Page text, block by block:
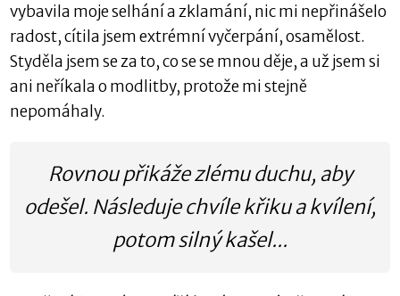
vybavila moje selhání a zklamání, nic mi nepřinášelo
radost, cítila jsem extrémní vyčerpání, osamělost.
Styděla jsem se za to, co se se mnou děje, a už jsem si
ani neříkala o modlitby, protože mi stejně
nepomáhaly.
Rovnou přikáže zlému duchu, aby
odešel. Následuje chvíle křiku a kvílení,
potom silný kašel...